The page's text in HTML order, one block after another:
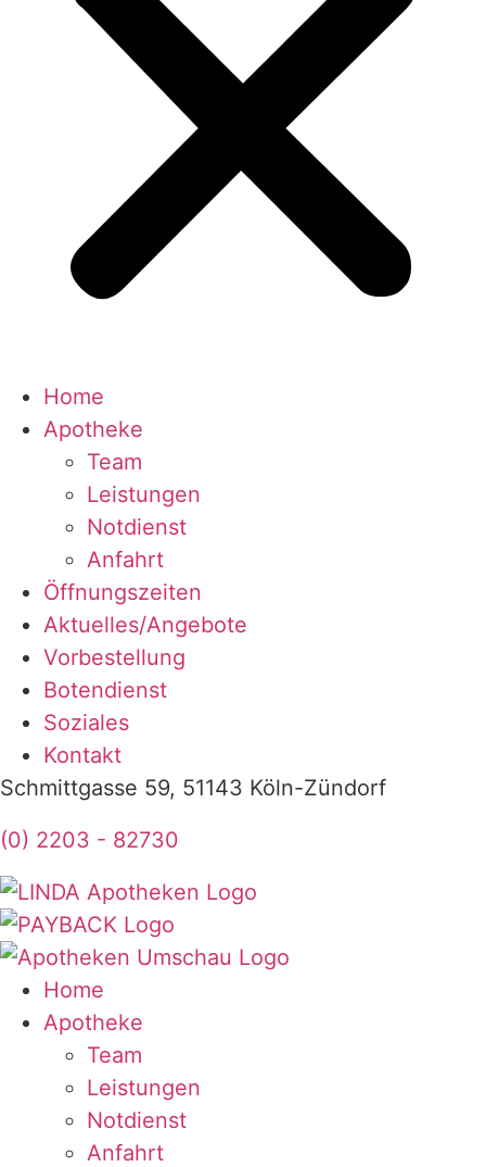
Home
Apotheke
Team
Leistungen
Notdienst
Anfahrt
Öffnungszeiten
Aktuelles/Angebote
Vorbestellung
Botendienst
Soziales
Kontakt
Schmittgasse 59, 51143 Köln-Zündorf
(0) 2203 - 82730
Home
Apotheke
Team
Leistungen
Notdienst
Anfahrt